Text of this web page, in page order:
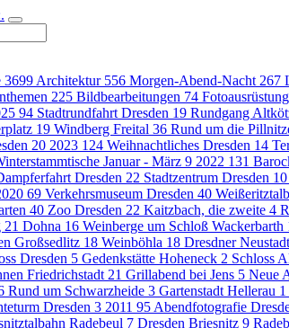
3699 Architektur 556 Morgen-Abend-Nacht 267
225 Bildbearbeitungen 74 Fotoausrüstung
94 Stadtrundfahrt Dresden 19 Rundgang
19 Windberg Freital 36 Rund um die
20 2023 124 Weihnachtliches Dresden 14
Januar - März 9 2022 131
Dresden 22 Stadtzentrum Dresden 10
69 Verkehrsmuseum Dresden 40
40 Zoo Dresden 22 Kaitzbach, die zweite 4
21 Dohna 16 Weinberge um Schloß Wackerbarth
Großsedlitz 18 Weinböhla 18 Dresdner Neustadt
Dresden 5 Gedenkstätte Hoheneck 2 Schloss
Friedrichstadt 21 Grillabend bei Jens 5 Neue
Rund um Schwarzheide 3 Gartenstadt Hellerau 1
Dresden 3 2011 95 Abendfotografie
Radebeul 7 Dresden Briesnitz 9